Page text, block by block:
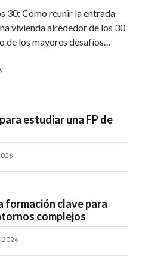
30: Cómo reunir la entrada
vivienda alrededor de los 30
de los mayores desafíos…
estudiar una FP de
formación clave para
complejos
2026